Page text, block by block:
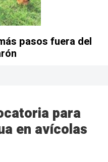
pasos fuera del
para
en avícolas